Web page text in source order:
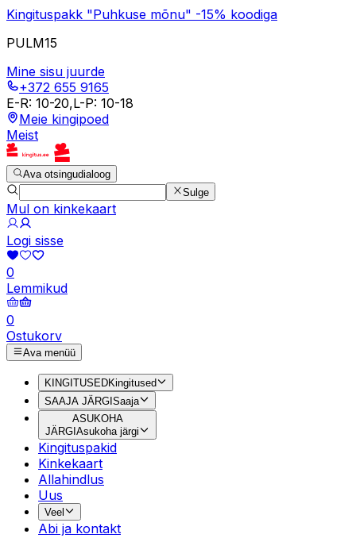
Kingituspakk "Puhkuse mõnu" -15% koodiga
PULM15
Mine sisu juurde
+372 655 9165
E-R: 10-20,L-P: 10-18
Meie kingipoed
Meist
Ava otsingudialoog
Sulge
Mul on kinkekaart
Logi sisse
0
Lemmikud
0
Ostukorv
Ava menüü
KINGITUSEDKingitused
SAAJA JÄRGISaaja
ASUKOHA
JÄRGI Asukoha järgi
Kingituspakid
Kinkekaart
Allahindlus
Uus
Veel
Abi ja kontakt